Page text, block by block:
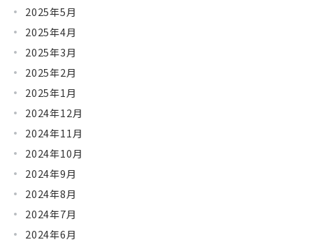
2025年5月
2025年4月
2025年3月
2025年2月
2025年1月
2024年12月
2024年11月
2024年10月
2024年9月
2024年8月
2024年7月
2024年6月